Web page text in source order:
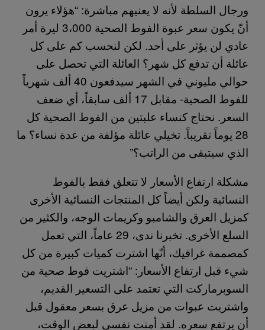
ورجال السلطة لأنه لا يعنيهم مباشرة: “هؤلاء يرون
أنّ يكون سعر عبوة الفوط الصحية 3،000 ليرة أمر
عادي لن يؤثر على أحد. لكن لنحسب كم على كل
عائلة أن تدفع كل شهر؟ العائلة التي تحصل على
حوالي مليوني في الشهر سيدفعون 40 ألف شهرياً
للفوط الصحية- مقابل 17 ألف سابقاً، أي ضعف
السعر. نحتاج كنساء علبتين من الفوط الصحية كل
28 يوماً تقريباً. تخيلي عائلة مؤلفة من عدة نساء؟ ما
الذي سيتبقى من الراتب؟”
مشكلة ارتفاع الأسعار لا تتعلق فقط بالفوط
النسائية ولكن أيضاً كل المنتجات النسائية الأخرى
كمزيل العرق والشامبو وكريمات الوجه، والكثير من
السلع الأخرى. تخبرنا ندى، 29 عاماً، التي تعمل
كمصممة غرافيك، أنّها اشترت كميات كبيرة من كل
شيء قبل ارتفاع الأسعار: “اشتريت فوط صحية من
السوبرماركت التي تعتمد على التسعير القديم،
واشتريت عبوات من مزيل عرق بسعر معقول قبل
أن يرتفع سعره. لقد أمنت نفسي لبعض الوقت،